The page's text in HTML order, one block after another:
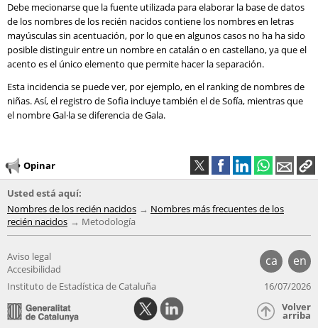
Debe mecionarse que la fuente utilizada para elaborar la base de datos
de los nombres de los recién nacidos contiene los nombres en letras
mayúsculas sin acentuación, por lo que en algunos casos no ha ha sido
posible distinguir entre un nombre en catalán o en castellano, ya que el
acento es el único elemento que permite hacer la separación.
Esta incidencia se puede ver, por ejemplo, en el ranking de nombres de
niñas. Así, el registro de Sofia incluye también el de Sofía, mientras que
el nombre Gal·la se diferencia de Gala.
Opinar
Usted está aquí:
Nombres de los recién nacidos
Nombres más frecuentes de los
recién nacidos
Metodología
ca en
Aviso legal
Accesibilidad
Instituto de Estadística de Cataluña
16/07/2026
Volver
arriba